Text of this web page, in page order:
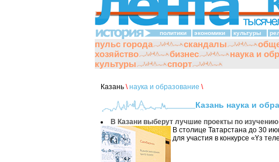
политики экономики культуры
пульс города скандалы
хозяйство
бизнес наука и
культуры
спорт
Казань \ наука и образование \
Казань наука и
В Казани выберут лучшие проекты по изучению
В столице Татарстана до 30
для участия в конкурсе «Үз